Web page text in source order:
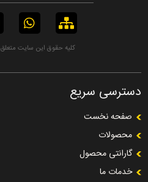
کلیه حقوق این سایت
دسترسی سریع
صفحه نخست
محصولات
گارانتی محصول
خدمات ما